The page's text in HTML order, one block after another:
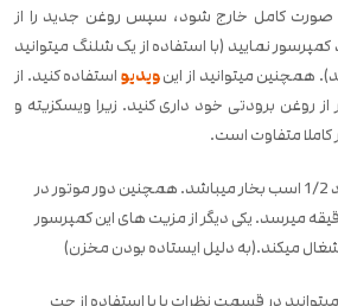
صورت کامل خارج شود، سپس روغن جدید را از
نمایید (با استفاده از یک شلنگ میتوانید
همچنین میتوانید از اینویدیو استفاده کنید. از
روغن برودتی خود داری کنید. زیرا ویسکزیته و
متفاوت است.
قدرت موتور ایت کمپرسور باد 1/2 اسب بخار میباشد. همچنین دور موتور در
3000 دور در دقیقه میرسد. یکی دیگر از مزیت های این کمپرسور
میکند.(به دلیل ایستاده بودن مخزن)
در قسمت نظرات یا با استفاده از چت